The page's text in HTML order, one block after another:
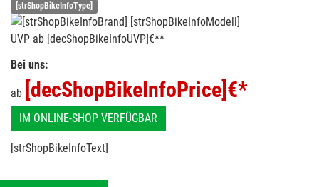
[strShopBikeInfoType]
UVP ab [decShopBikeInfoUVP]€**
Bei uns:
ab [decShopBikeInfoPrice] €*
IM ONLINE-SHOP VERFÜGBAR
[strShopBikeInfoText]